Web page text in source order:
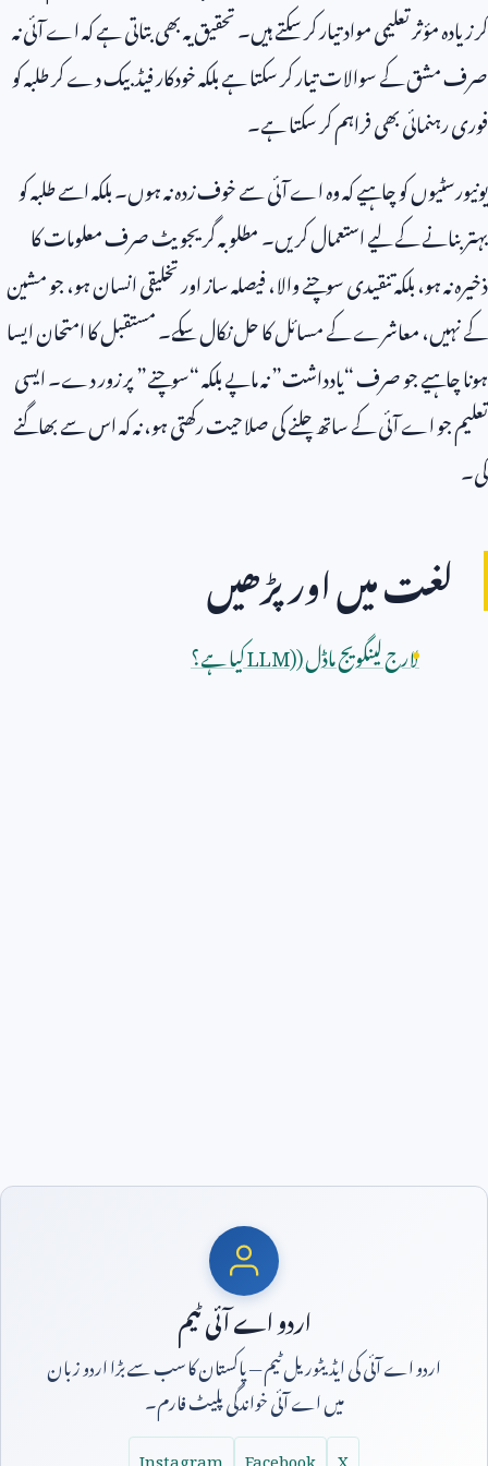
کر زیادہ مؤثر تعلیمی مواد تیار کر سکتے ہیں۔ تحقیق یہ بھی بتاتی ہے کہ اے آئی نہ
صرف مشق کے سوالات تیار کر سکتا ہے بلکہ خودکار فیڈبیک دے کر طلبہ کو
فوری رہنمائی بھی فراہم کر سکتا ہے۔
یونیورسٹیوں کو چاہیے کہ وہ اے آئی سے خوف زدہ نہ ہوں۔ بلکہ اسے طلبہ کو
بہتر بنانے کے لیے استعمال کریں۔ مطلوبہ گریجویٹ صرف معلومات کا
ذخیرہ نہ ہو، بلکہ تنقیدی سوچنے والا، فیصلہ ساز اور تخلیقی انسان ہو، جو مشین
کے نہیں، معاشرے کے مسائل کا حل نکال سکے۔ مستقبل کا امتحان ایسا
ہونا چاہیے جو صرف “یادداشت” نہ ماپے بلکہ “سوچنے” پر زور دے۔ ایسی
تعلیم جو اے آئی کے ساتھ چلنے کی صلاحیت رکھتی ہو، نہ کہ اس سے بھاگنے
کی۔
لغت میں اور پڑھیں
لارج لینگویج ماڈل (LLM)کیا ہے؟
اردو اے آئی ٹیم
اردو اے آئی کی ایڈیٹوریل ٹیم — پاکستان کا سب سے بڑا اردو زبان
میں اے آئی خواندگی پلیٹ فارم۔